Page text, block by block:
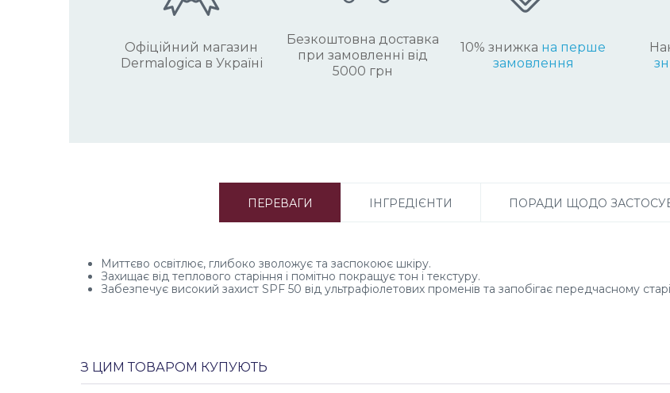
Офіційний магазин
Dermalogica в Україні
Безкоштовна доставка
при замовленні від
5000 грн
10% знижка на перше
замовлення
ПЕРЕВАГИ ІНГРЕДІЄНТИ ПОРАДИ ЩОДО
Миттєво освітлює, глибоко зволожує та заспокоює шкіру.
Захищає від теплового старіння і помітно покращує тон і текстуру.
Забезпечує високий захист SPF 50 від ультрафіолетових променів та запобігає передчасному
З ЦИМ ТОВАРОМ КУПУЮТЬ